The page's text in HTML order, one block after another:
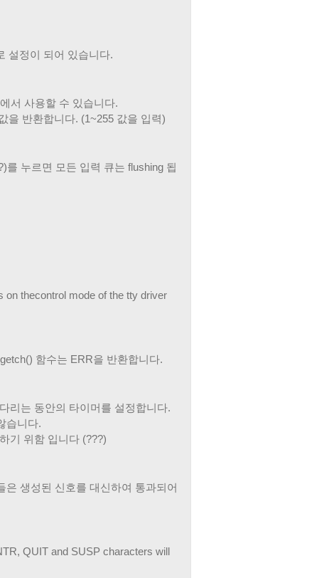
설정이 되어 있습니다.
서 사용할 수 있습니다.
을 반환합니다. (1~255 값을 입력)
를 누르면 모든 입력 큐는 flushing 됩
on thecontrol mode of the tty driver
함수는 ERR을 반환합니다.
리는 동안의 타이머를 설정합니다.
습니다.
기 위함 입니다 (???)
은 생성된 신호를 대신하여 통과되어
QUIT and SUSP characters will